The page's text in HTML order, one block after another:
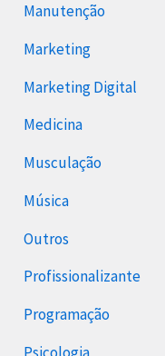
Manutenção
Marketing
Marketing Digital
Medicina
Musculação
Música
Outros
Profissionalizante
Programação